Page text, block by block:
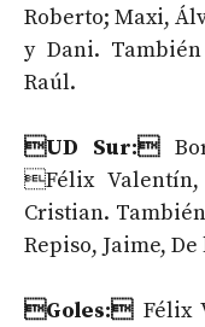
Roberto; Maxi,
y Dani.
Raúl.
UD Sur:
Félix
Cristian.
Repiso, Jaime,
Goles:Félix